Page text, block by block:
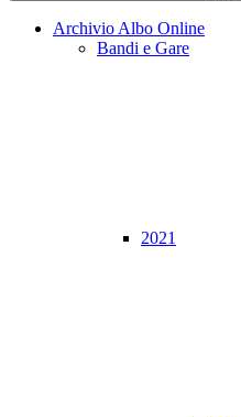
Archivio Albo Online
Bandi e Gare
2021